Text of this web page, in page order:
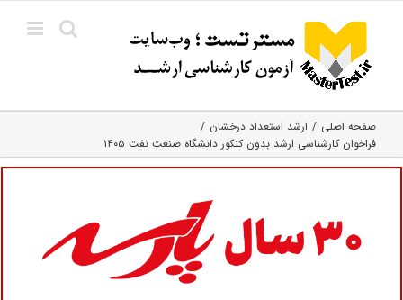
content
صفحه اصلی
ارشد استعداد درخشان
فراخوان کارشناسی ارشد بدون کنکور دانشگاه صنعت نفت ۱۴۰۵